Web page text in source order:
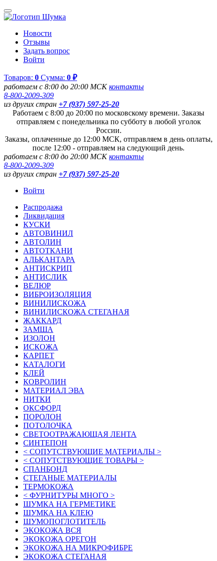
Новости
Отзывы
Задать вопрос
Войти
Товаров: 0 Сумма: 0 ₽
работаем с 8:00 до 20:00 МСКконтакты
8-800-2009-309
из других стран +7 (937) 597-25-20
Работаем с 8:00 до 20:00 по московскому времени. Заказы
отправляем с понедельника по субботу в любой уголок
России.
Заказы, оплаченные до 12:00 МСК, отправляем в день оплаты,
после 12:00 - отправляем на следующий день.
работаем с 8:00 до 20:00 МСКконтакты
8-800-2009-309
из других стран +7 (937) 597-25-20
Войти
Распродажа
Ликвидация
КУСКИ
АВТОВИНИЛ
АВТОЛИН
АВТОТКАНИ
АЛЬКАНТАРА
АНТИСКРИП
АНТИСЛИК
ВЕЛЮР
ВИБРОИЗОЛЯЦИЯ
ВИНИЛИСКОЖА
ВИНИЛИСКОЖА СТЕГАНАЯ
ЖАККАРД
ЗАМША
ИЗОЛОН
ИСКОЖА
КАРПЕТ
КАТАЛОГИ
КЛЕЙ
КОВРОЛИН
МАТЕРИАЛ ЭВА
НИТКИ
ОКСФОРД
ПОРОЛОН
ПОТОЛОЧКА
СВЕТООТРАЖАЮЩАЯ ЛЕНТА
СИНТЕПОН
< СОПУТСТВУЮЩИЕ МАТЕРИАЛЫ >
< СОПУТСТВУЮЩИЕ ТОВАРЫ >
СПАНБОНД
СТЕГАНЫЕ МАТЕРИАЛЫ
ТЕРМОКОЖА
< ФУРНИТУРЫ МНОГО >
ШУМКА НА ГЕРМЕТИКЕ
ШУМКА НА КЛЕЮ
ШУМОПОГЛОТИТЕЛЬ
ЭКОКОЖА ВСЯ
ЭКОКОЖА ОРЕГОН
ЭКОКОЖА НА МИКРОФИБРЕ
ЭКОКОЖА СТЕГАНАЯ